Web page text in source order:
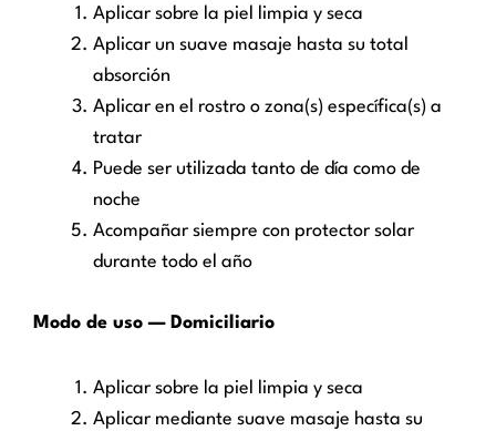
Aplicar sobre la piel limpia y seca
Aplicar un suave masaje hasta su total
absorción
Aplicar en el rostro o zona(s) específica(s) a
tratar
Puede ser utilizada tanto de día como de
noche
Acompañar siempre con protector solar
durante todo el año
Modo de uso — Domiciliario
Aplicar sobre la piel limpia y seca
Aplicar mediante suave masaje hasta su